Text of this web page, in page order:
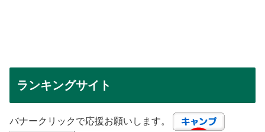
ランキングサイト
バナークリックで応援お願いします。